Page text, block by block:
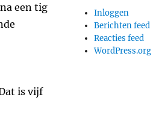
een tig
is vijf
Inloggen
Berichten feed
Reacties feed
WordPress.org